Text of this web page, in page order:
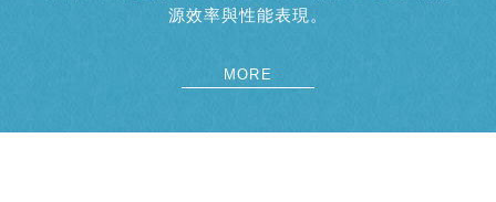
源效率與性能表現。
MORE